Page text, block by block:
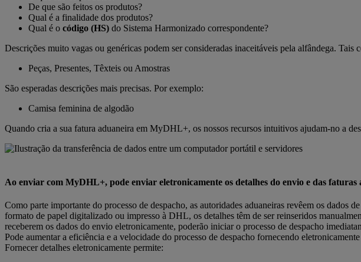
De que são feitos os produtos?
Qual é a finalidade dos produtos?
Qual é o código (HS) do Sistema Harmonizado correspondente?
Descrições muito vagas ou genéricas podem ser consideradas inaceitáveis ​​pela alfândega. Tais
Peças, Presentes, Têxteis ou Amostras
São esperadas descrições mais precisas. Por exemplo:
Camisa feminina de algodão
Quando cria a sua fatura aduaneira em MyDHL+, os nossos recursos intuitivos ajudam-no a
Ao enviar com MyDHL+, pode enviar eletronicamente os detalhes do envio e das faturas
Como parte importante do processo de despacho, as autoridades aduaneiras revêem os
formato de papel digitalizado ou impresso à DHL, os detalhes têm de ser reinseridos
receberem os dados do envio eletronicamente, poderão iniciar o processo de despacho
Pode aumentar a eficiência e a velocidade do processo de despacho fornecendo
Fornecer detalhes eletronicamente permite: